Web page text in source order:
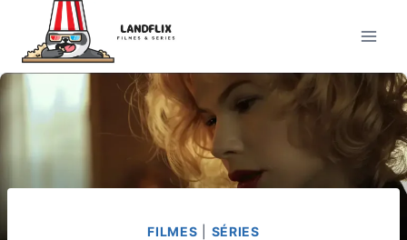
Conteúdo
FILMES SÉRIES